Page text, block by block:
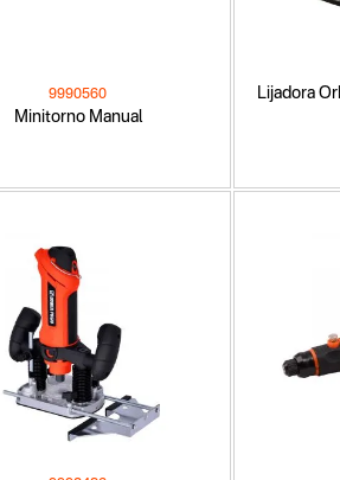
Minitorno Manual
9990560
Lijadora